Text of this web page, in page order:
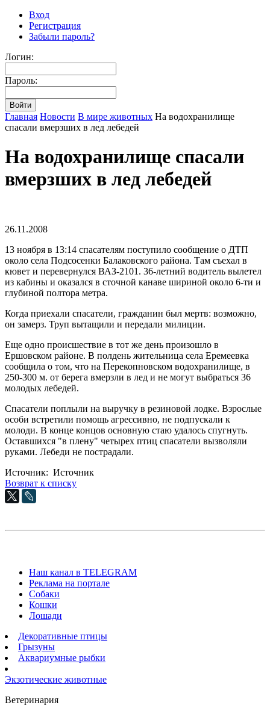
Вход
Регистрация
Забыли пароль?
Логин:
Пароль:
Главная Новости В мире животных На водохранилище
спасали вмерзших в лед лебедей
На водохранилище спасали
вмерзших в лед лебедей
26.11.2008
13 ноября в 13:14 спасателям поступило сообщение о ДТП
около села Подсосенки Балаковского района. Там съехал в
кювет и перевернулся ВАЗ-2101. 36-летний водитель вылетел
из кабины и оказался в сточной канаве шириной около 6-ти и
глубиной полтора метра.
Когда приехали спасатели, гражданин был мертв: возможно,
он замерз. Труп вытащили и передали милиции.
Еще одно происшествие в тот же день произошло в
Ершовском районе. В полдень жительница села Еремеевка
сообщила о том, что на Перекопновском водохранилище, в
250-300 м. от берега вмерзли в лед и не могут выбраться 36
молодых лебедей.
Спасатели поплыли на выручку в резиновой лодке. Взрослые
особи встретили помощь агрессивно, не подпускали к
молоди. В конце концов основную стаю удалось спугнуть.
Оставшихся "в плену" четырех птиц спасатели вызволяли
руками. Лебеди не пострадали.
Источник: Источник
Возврат к списку
Наш канал в TELEGRAM
Реклама на портале
Собаки
Кошки
Лошади
Декоративные птицы
Грызуны
Аквариумные рыбки
Экзотические животные
Ветеринария